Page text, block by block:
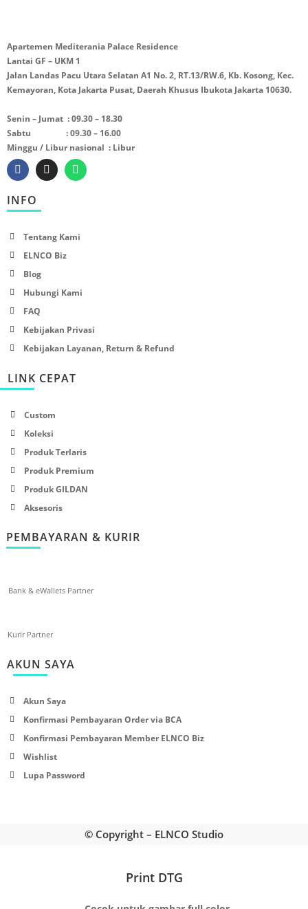
Apartemen Mediterania Palace Residence
Lantai GF – UKM 1
Jalan Landas Pacu Utara Selatan A1 No. 2, RT.13/RW.6, Kb. Kosong, Kec.
Kemayoran, Kota Jakarta Pusat, Daerah Khusus Ibukota Jakarta 10630.
Senin – Jumat : 09.30 – 18.30
Sabtu : 09.30 – 16.00
Minggu / Libur nasional : Libur
INFO
Tentang Kami
ELNCO Biz
Blog
Hubungi Kami
FAQ
Kebijakan Privasi
Kebijakan Layanan, Return & Refund
LINK CEPAT
Custom
Koleksi
Produk Terlaris
Produk Premium
Produk GILDAN
Aksesoris
PEMBAYARAN & KURIR
Bank & eWallets Partner
Kurir Partner
AKUN SAYA
Akun Saya
Konfirmasi Pembayaran Order via BCA
Konfirmasi Pembayaran Member ELNCO Biz
Wishlist
Lupa Password
© Copyright – ELNCO Studio
Print DTG